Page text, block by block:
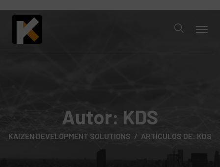
Autor: KDS
KAIZEN DEVELOPMENT SOLUTIONS ARTÍCULOS DE: KDS